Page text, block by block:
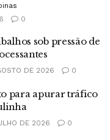
0
sob pressão de
DE 2026 0
para apurar tráfico
DE 2026 0